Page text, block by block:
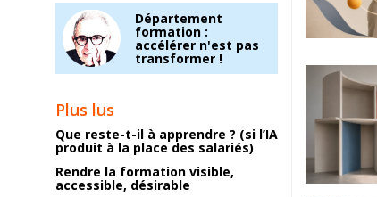
Département
formation :
accélérer n'est pas
transformer !
Plus lus
Que reste-t-il à apprendre ? (si l’IA
produit à la place des salariés)
Rendre la formation visible,
accessible, désirable